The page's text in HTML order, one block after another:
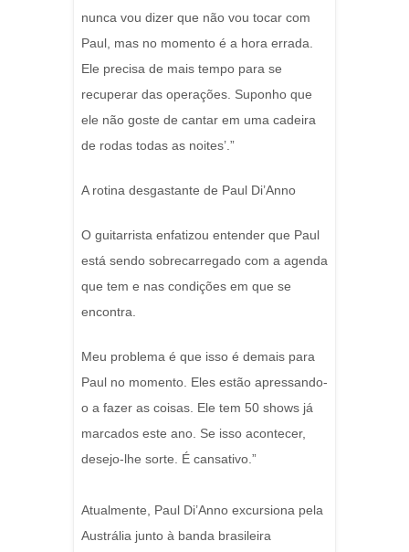
nunca vou dizer que não vou tocar com
Paul, mas no momento é a hora errada.
Ele precisa de mais tempo para se
recuperar das operações. Suponho que
ele não goste de cantar em uma cadeira
de rodas todas as noites’.”
A rotina desgastante de Paul Di’Anno
O guitarrista enfatizou entender que Paul
está sendo sobrecarregado com a agenda
que tem e nas condições em que se
encontra.
Meu problema é que isso é demais para
Paul no momento. Eles estão apressando-
o a fazer as coisas. Ele tem 50 shows já
marcados este ano. Se isso acontecer,
desejo-lhe sorte. É cansativo.”
Atualmente, Paul Di’Anno excursiona pela
Austrália junto à banda brasileira